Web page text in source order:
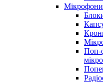
Мікрофони
Поп-